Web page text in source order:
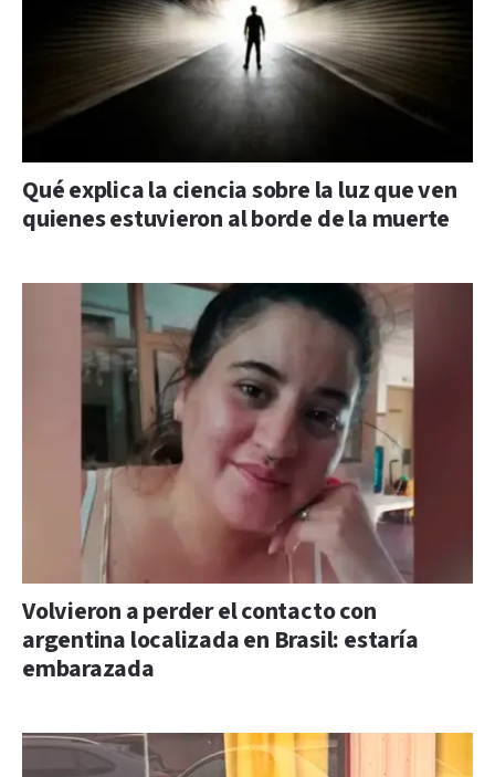
Qué explica la ciencia sobre la luz que ven
quienes estuvieron al borde de la muerte
Volvieron a perder el contacto con
argentina localizada en Brasil: estaría
embarazada